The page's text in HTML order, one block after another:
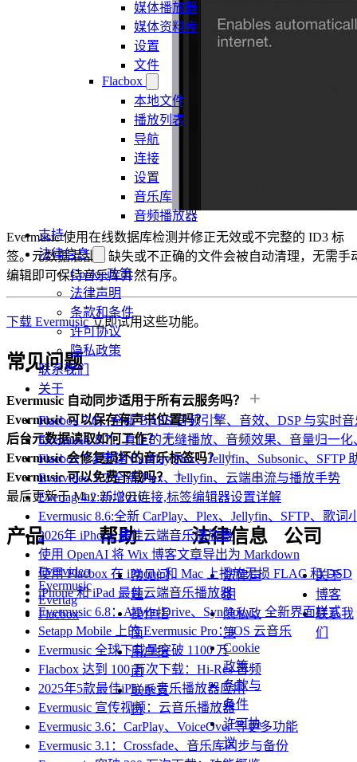
媒体播放器
媒体资料库
设置
文件
Flacbox
本地文件
播放列表
导航
连接
设置
音乐库
音频播放器
支持
法律信息
Cookie政策
法律声明
条款和条件
许可协议
隐私政策
联系我们
关于
Flacbox 7.6：全新 BASS 音频引擎、音效、DSP 与实时
Evermusic 8.7：真正的无缝播放、音频效果、音量归一
Flacbox 7.4:重建 CarPlay,Plex、Jellyfin、Subsonic、SFTP
Evervideo 1.7:全新 Plex、Jellyfin、云端串流与播放手势
Evertag 4.2:新增云连接,标签编辑器设置详解
Evermusic 8.6:全新 CarPlay、Plex、Jellyfin、SFTP、歌词
2026年 iPhone 最佳云端音乐播放器
使用 OpenAI 将 Wix 博客文章导出为 Markdown
使用 Flacbox 在 iPhone 和 Mac 上播放无损 FLAC 和 DSD
iPhone 和 iPad 最佳云端音乐播放器
Evermusic 6.8：Aliyun Drive、Synology、全新界面样式
Setapp Mobile 上的 Evermusic Pro：iOS 云音乐
Evermusic 全球下载量突破 1100 万
Flacbox 达到 100 万次下载：Hi-Res 音频
2025年5款最佳iPhone音乐播放器应用
Evermusic 宣传视频：云音乐播放器
Evermusic 3.6：CarPlay、VoiceOver 等更多功能
Evermusic 3.1：Crossfade、音乐库同步与备份
Evermusic 使用在线数据库检测并修正无效或不完整的 ID3 标
签。元数据混乱、缺失或不正确的文件会被自动清理，无需手
编辑即可保持音乐库井然有序。
下载 Evermusic立即试用这些功能。
常见问题
Evermusic 自动同步适用于所有云服务吗？
Evermusic 可以保存有声书位置吗？
后台元数据读取如何工作？
Evermusic 会修复损坏的音乐标签吗？
Evermusic 可以免费下载吗？
最后更新于May 26, 2016
产品
Evervideo
Evermusic
Evertag
Flacbox
帮助
常见问
题
操作指
南
用户指
南
联系支
持
法律信息
法律声
明
隐私政
策
Cookie
政策
条款与
条件
许可协
议
公司
关于
博客
联系我
们